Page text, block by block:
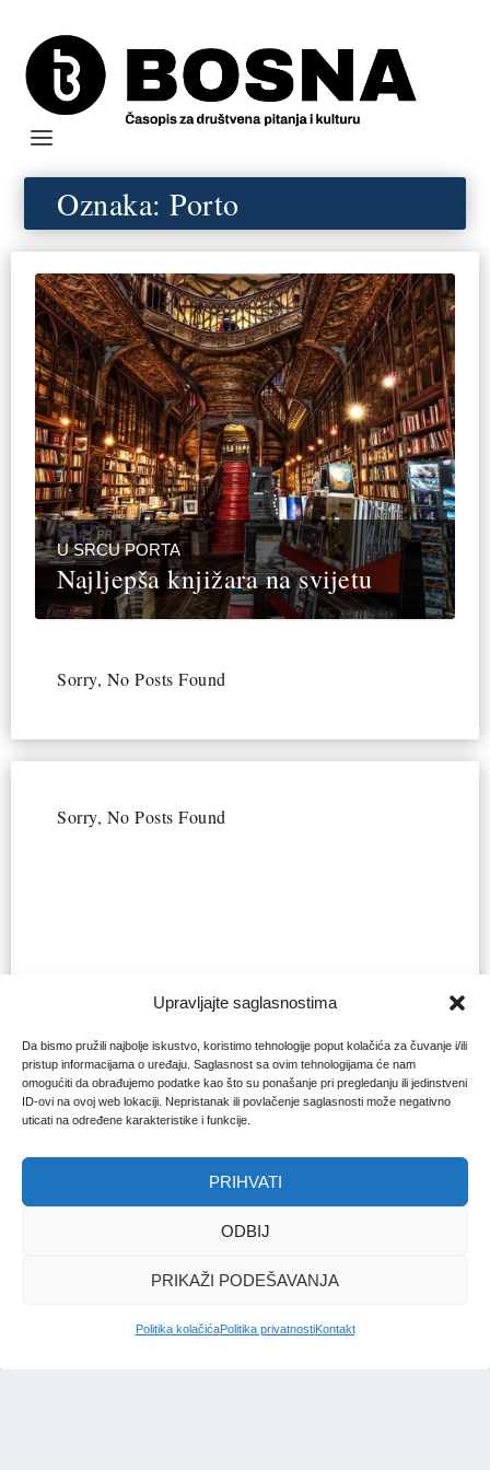
Upravljajte saglasnostima
Da bismo pružili najbolje iskustvo, koristimo tehnologije poput kolačića za čuvanje i/ili
pristup informacijama o uređaju. Saglasnost sa ovim tehnologijama će nam
omogućiti da obrađujemo podatke kao što su ponašanje pri pregledanju ili jedinstveni
ID-ovi na ovoj web lokaciji. Nepristanak ili povlačenje saglasnosti može negativno
uticati na određene karakteristike i funkcije.
PRIHVATI
ODBIJ
PRIKAŽI PODEŠAVANJA
Politika kolačićaPolitika privatnostiKontakt
Oznaka:Porto
U SRCU PORTA
Najljepša knjižara na svijetu
Sorry, No Posts Found
Sorry, No Posts Found